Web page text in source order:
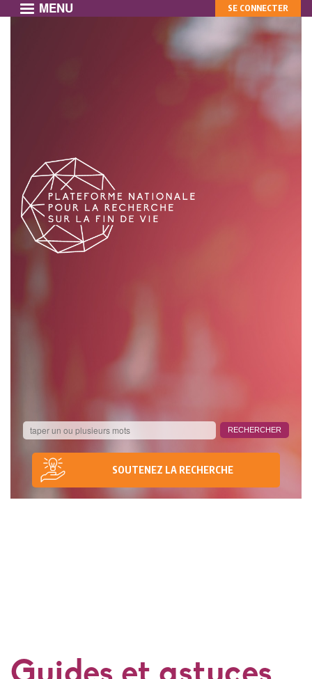
principal
MENU
SOUTENEZ LA RECHERCHE
MON
COMPTE
SE CONNECTER